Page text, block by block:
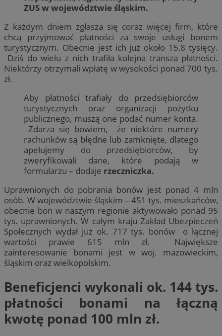
ZUS w województwie śląskim.
Z każdym dniem zgłasza się coraz więcej firm, które
chcą przyjmować płatności za swoje usługi bonem
turystycznym. Obecnie jest ich już około 15,8 tysięcy.
Dziś do wielu z nich trafiła kolejna transza płatności.
Niektórzy otrzymali wpłatę w wysokości ponad 700 tys.
zł.
Aby płatności trafiały do przedsiębiorców
turystycznych oraz organizacji pożytku
publicznego, muszą one podać numer konta.
Zdarza się bowiem, że niektóre numery
rachunków są błędne lub zamknięte, dlatego
apelujemy do przedsiębiorców, by
zweryfikowali dane, które podają w
formularzu – dodaje rzeczniczka.
Uprawnionych do pobrania bonów jest ponad 4 mln
osób. W województwie śląskim – 451 tys. mieszkańców,
obecnie bon w naszym regionie aktywowało ponad 95
tys. uprawnionych. W całym kraju Zakład Ubezpieczeń
Społecznych wydał już ok. 717 tys. bonów o łącznej
wartości prawie 615 mln zł. Największe
zainteresowanie bonami jest w woj. mazowieckim,
śląskim oraz wielkopolskim.
Beneficjenci wykonali ok. 144 tys.
płatności bonami na łączną
kwotę ponad 100 mln zł.